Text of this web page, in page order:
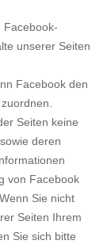
Facebook-
unserer Seiten
Facebook den
Seiten keine
deren
von Facebook
Sie nicht
Seiten Ihrem
Sie sich bitte